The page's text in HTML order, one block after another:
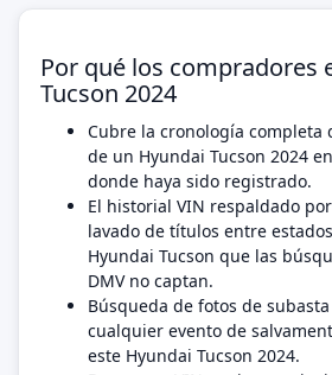
Por qué los compradores
Tucson 2024
Cubre la cronología completa
de un Hyundai Tucson 2024
donde haya sido registrado.
El historial VIN respaldado
lavado de títulos entre
Hyundai Tucson que las
DMV no captan.
Búsqueda de fotos de
cualquier evento de
este Hyundai Tucson 2024.